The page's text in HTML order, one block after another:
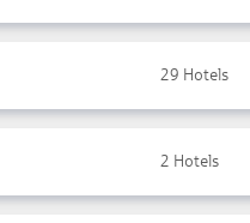
29 Hotels
2 Hotels